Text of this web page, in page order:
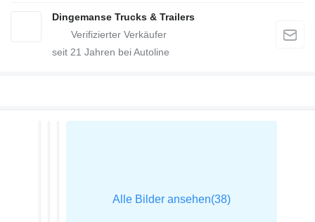
Dingemanse Trucks & Trailers
seit 21 Jahren bei Autoline